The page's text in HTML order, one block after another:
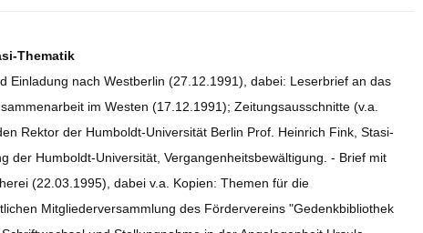
Thematik
Einladung nach Westberlin (27.12.1991), dabei: Leserbrief an das
im Westen (17.12.1991); Zeitungsausschnitte (v.a.
Rektor der Humboldt-Universität Berlin Prof. Heinrich Fink, Stasi-
der Humboldt-Universität, Vergangenheitsbewältigung. - Brief mit
(22.03.1995), dabei v.a. Kopien: Themen für die
Mitgliederversammlung des Fördervereins "Gedenkbibliothek